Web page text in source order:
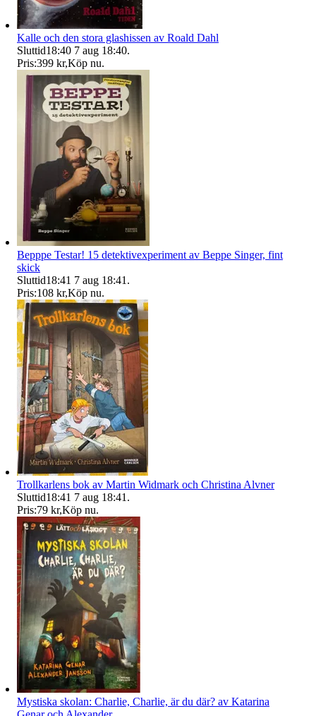
Kalle och den stora glashissen av Roald Dahl
Sluttid18:40 7 aug 18:40.
Pris:399 kr,Köp nu.
Bepppe Testar! 15 detektivexperiment av Beppe Singer, fint
skick
Sluttid18:41 7 aug 18:41 .
Pris:108 kr,Köp nu.
Trollkarlens bok av Martin Widmark och Christina Alvner
Sluttid18:41 7 aug 18:41 .
Pris:79 kr,Köp nu.
Mystiska skolan: Charlie, Charlie, är du där? av Katarina